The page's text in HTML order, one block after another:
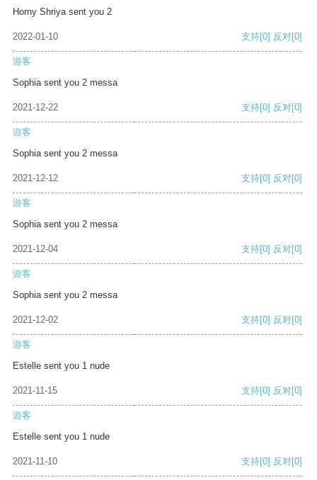
Horny Shriya sent you 2
2022-01-10 支持[0] 反对[0]
游客
Sophia sent you 2 messa
2021-12-22 支持[0] 反对[0]
游客
Sophia sent you 2 messa
2021-12-12 支持[0] 反对[0]
游客
Sophia sent you 2 messa
2021-12-04 支持[0] 反对[0]
游客
Sophia sent you 2 messa
2021-12-02 支持[0] 反对[0]
游客
Estelle sent you 1 nude
2021-11-15 支持[0] 反对[0]
游客
Estelle sent you 1 nude
2021-11-10 支持[0] 反对[0]